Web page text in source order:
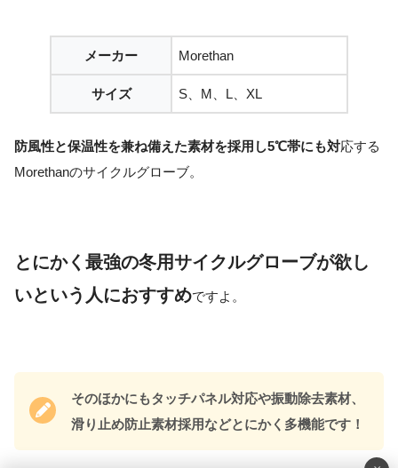
メーカー Morethan
サイズ S、M、L、XL
防風性と保温性を兼ね備えた素材を採用し5℃帯にも対応する
Morethanのサイクルグローブ。
とにかく最強の冬用サイクルグローブが欲し
いという人におすすめですよ。
そのほかにもタッチパネル対応や振動除去素材、
滑り止め防止素材採用などとにかく多機能です！